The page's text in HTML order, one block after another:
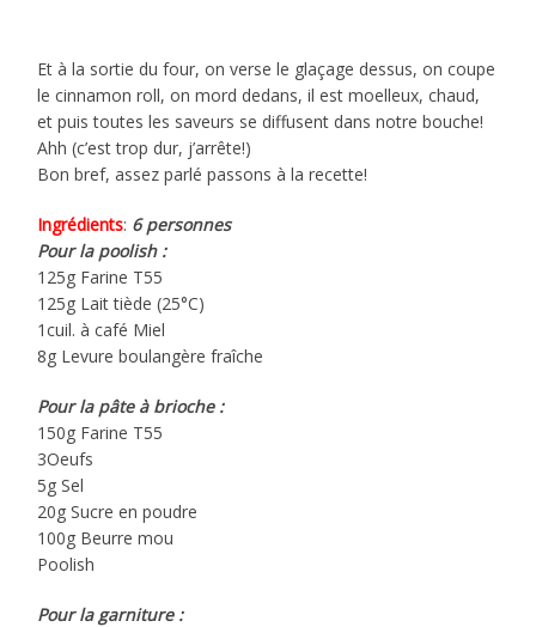
Et à la sortie du four, on verse le glaçage dessus, on coupe
le cinnamon roll, on mord dedans, il est moelleux, chaud,
et puis toutes les saveurs se diffusent dans notre bouche!
Ahh (c’est trop dur, j’arrête!)
Bon bref, assez parlé passons à la recette!
Ingrédients: 6 personnes
Pour la poolish :
125g Farine T55
125g Lait tiède (25°C)
1cuil. à café Miel
8g Levure boulangère fraîche
Pour la pâte à brioche :
150g Farine T55
3Oeufs
5g Sel
20g Sucre en poudre
100g Beurre mou
Poolish
Pour la garniture :